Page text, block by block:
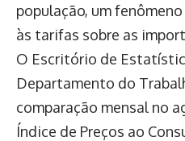
população, um
às tarifas sobre as
O Escritório de
Departamento do
comparação mensal no
Índice de Preços ao